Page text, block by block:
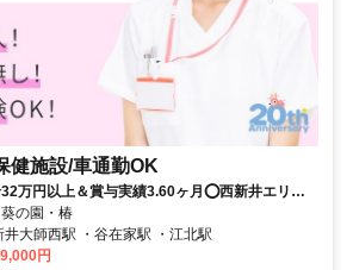
健施設/車通勤OK
32万円以上＆賞与実績3.60ヶ月⭕西新井エリア
常勤勤務❗️
の園・椿
井大師西駅 ・谷在家駅 ・江北駅
円